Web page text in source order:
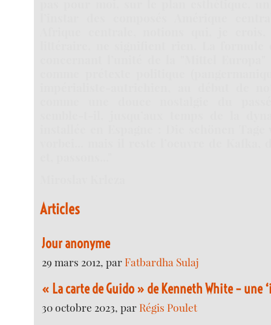
Articles
Jour anonyme
29 mars 2012, parFatbardha Sulaj
« La carte de Guido » de Kenneth White – une
30 octobre 2023, par Régis Poulet